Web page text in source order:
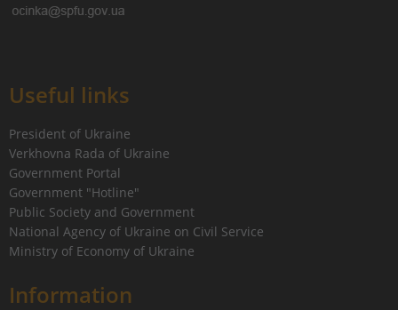
Useful links
President of Ukraine
Verkhovna Rada of Ukraine
Government Portal
Government "Hotline"
Public Society and Government
National Agency of Ukraine on Civil Service
Ministry of Economy of Ukraine
Information